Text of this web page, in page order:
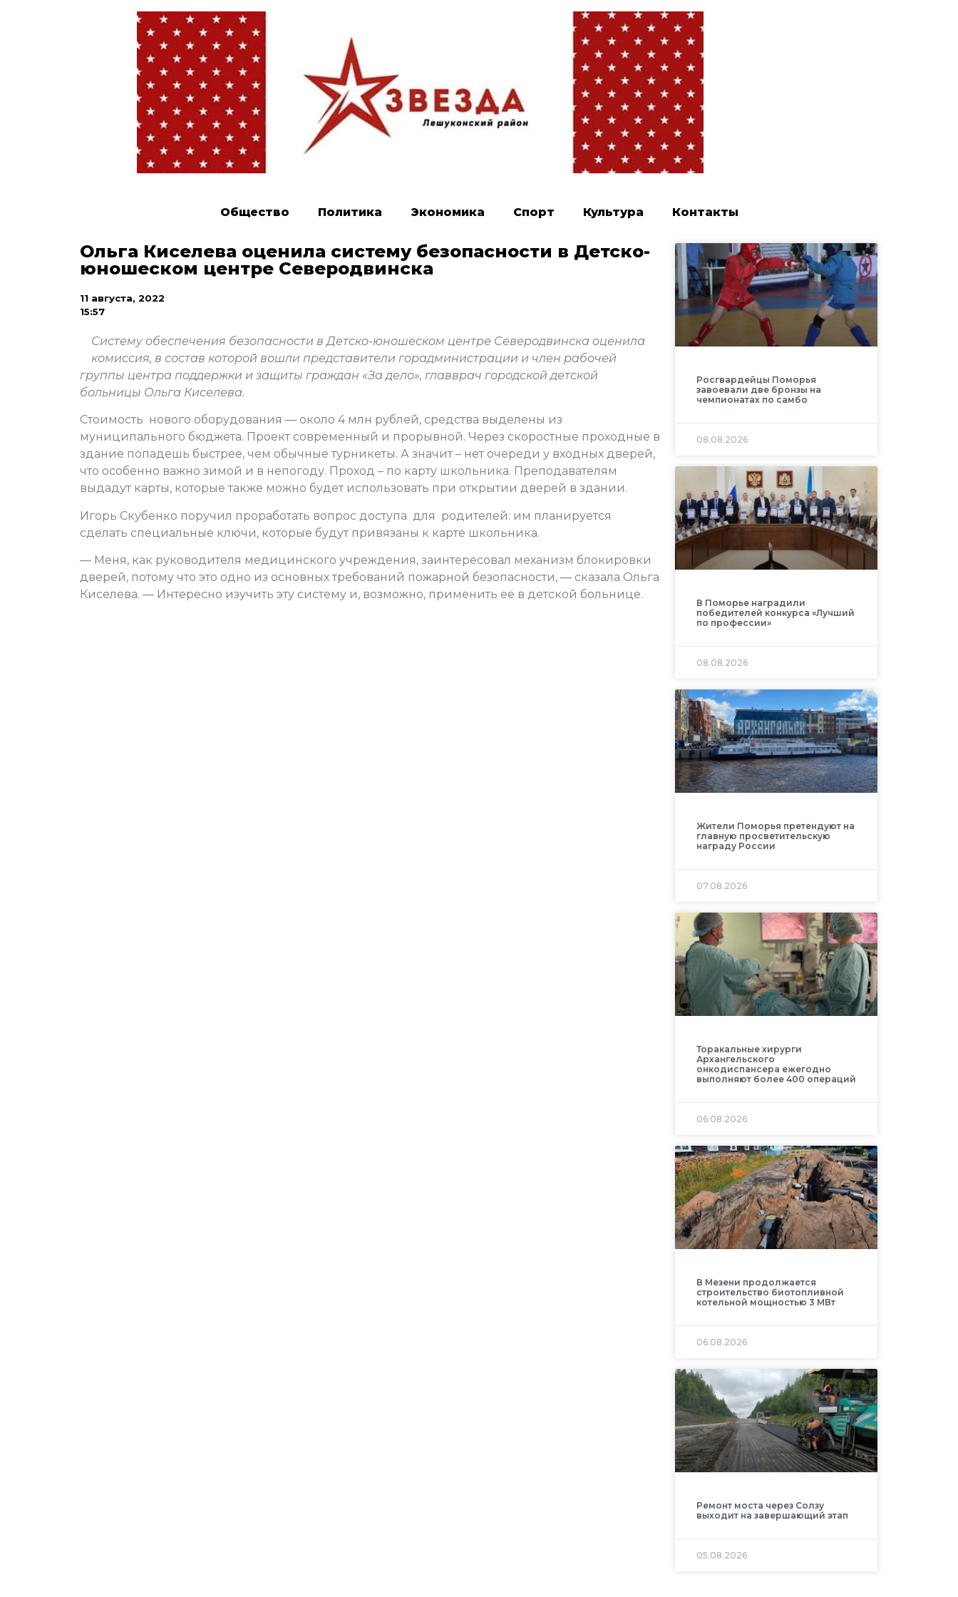
Общество Политика Экономика Спорт Культура Контакты
Ольга Киселева оценила систему безопасности в Детско-
юношеском центре Северодвинска
11 августа, 2022
15:57
Систему обеспечения безопасности в Детско-юношеском центре Северодвинска оценила
комиссия, в состав которой вошли представители горадминистрации и член рабочей
группы центра поддержки и защиты граждан «За дело», главврач городской детской
больницы Ольга Киселева.
Стоимость нового оборудования — около 4 млн рублей, средства выделены из
муниципального бюджета. Проект современный и прорывной. Через скоростные проходные в
здание попадешь быстрее, чем обычные турникеты. А значит – нет очереди у входных дверей,
что особенно важно зимой и в непогоду. Проход – по карту школьника. Преподавателям
выдадут карты, которые также можно будет использовать при открытии дверей в здании.
Игорь Скубенко поручил проработать вопрос доступа для родителей: им планируется
сделать специальные ключи, которые будут привязаны к карте школьника.
— Меня, как руководителя медицинского учреждения, заинтересовал механизм блокировки
дверей, потому что это одно из основных требований пожарной безопасности, — сказала Ольга
Киселева. — Интересно изучить эту систему и, возможно, применить её в детской больнице.
Росгвардейцы Поморья
завоевали две бронзы на
чемпионатах по самбо
08.08.2026
В Поморье наградили
победителей конкурса «Лучший
по профессии»
08.08.2026
Жители Поморья претендуют на
главную просветительскую
награду России
07.08.2026
Торакальные хирурги
Архангельского
онкодиспансера ежегодно
выполняют более 400 операций
06.08.2026
В Мезени продолжается
строительство биотопливной
котельной мощностью 3 МВт
06.08.2026
Ремонт моста через Солзу
выходит на завершающий этап
05.08.2026